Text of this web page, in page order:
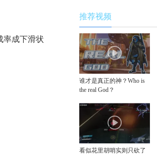
率成下滑状
推荐视频
谁才是真正的神？Who is
the real God？
看似花里胡哨实则只砍了